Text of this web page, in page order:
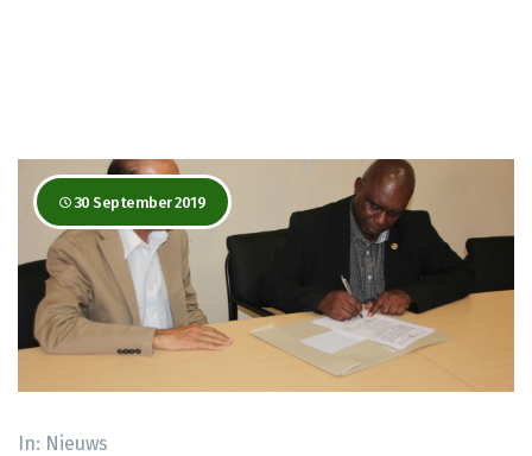
30 September 2019
In: Nieuws